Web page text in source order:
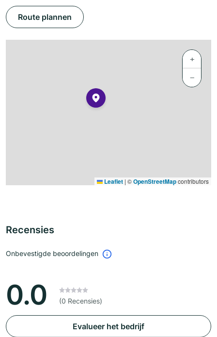
Route plannen
+
−
Leaflet | ©OpenStreetMapcontributors
Recensies
Onbevestigde beoordelingen
0.0 (0 Recensies)
Evalueer het bedrijf